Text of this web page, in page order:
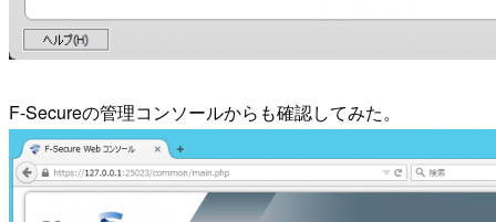
F-Secureの管理コンソールからも確認してみた。